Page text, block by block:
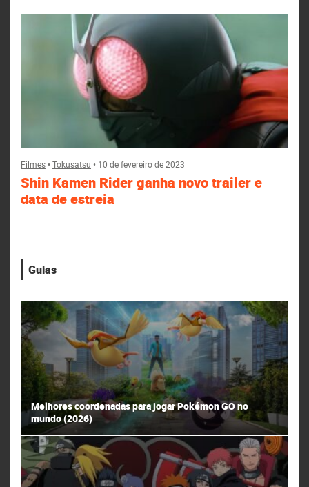
Filmes•Tokusatsu • 10 de fevereiro de 2023
Shin Kamen Rider ganha novo trailer e
data de estreia
Guias
Melhores coordenadas para jogar Pokémon GO no
mundo (2026)